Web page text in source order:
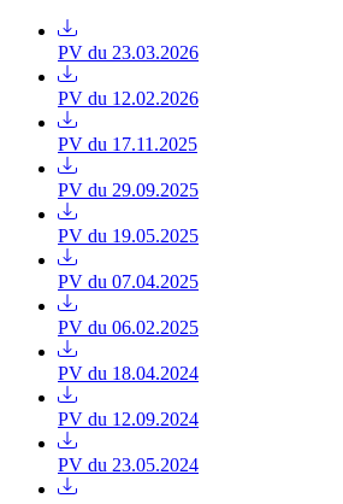
PV du 23.03.2026
PV du 12.02.2026
PV du 17.11.2025
PV du 29.09.2025
PV du 19.05.2025
PV du 07.04.2025
PV du 06.02.2025
PV du 18.04.2024
PV du 12.09.2024
PV du 23.05.2024